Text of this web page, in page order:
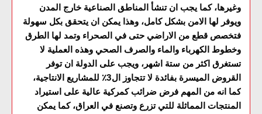
وغيرها، كما يجب ان تنشأ المناطق الصناعية خارج المدن
ويوفر لها الامن بشكل كامل، وهذا يمكن ان يتحقق بكل سهولة
فتخصص قطع من الاراضي حتى في الصحراء وتمد لها الطرق
وخطوط الكهرباء والماء والصرف الصحي وهذه العملية لا
تستغرق اكثر من ستة اشهر، ويجب على الدولة ان توفر
القروض الميسرة بفائدة لا تتجاوز ال3٪ للمشاريع الانتاجية،
كما انه من المهم فرض ضرائب كمركية عالية على استيراد
المنتجات المماثلة للتي تزرع وتصنع في العراق، كما يمكن